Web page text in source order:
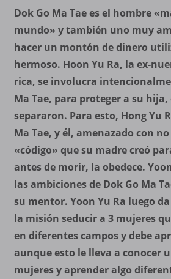
Dok Go Ma Tae es el hombre
mundo» y también uno muy
hacer un montón de dinero
hermoso. Hoon Yu Ra, la ex-
rica, se involucra
Ma Tae, para proteger a su hija,
separaron. Para esto, Hong Yu
Ma Tae, y él, amenazado con
«código» que su madre creó
antes de morir, la obedece.
las ambiciones de Dok Go Ma
su mentor. Yoon Yu Ra luego
la misión seducir a 3 mujeres
en diferentes campos y debe
aunque esto le lleva a conocer
mujeres y aprender algo